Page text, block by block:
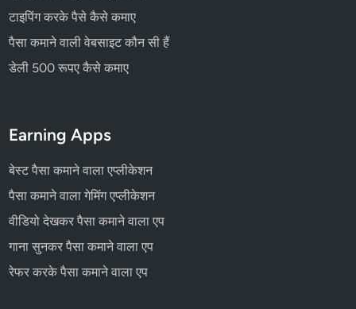
टाइपिंग करके पैसे कैसे कमाए
पैसा कमाने वाली वेबसाइट कौन सी हैं
डेली 500 रूपए कैसे कमाए
Earning Apps
बेस्ट पैसा कमाने वाला एप्लीकेशन
पैसा कमाने वाला गेमिंग एप्लीकेशन
वीडियो देखकर पैसा कमाने वाला एप
गाना सुनकर पैसा कमाने वाला एप
रेफर करके पैसा कमाने वाला एप